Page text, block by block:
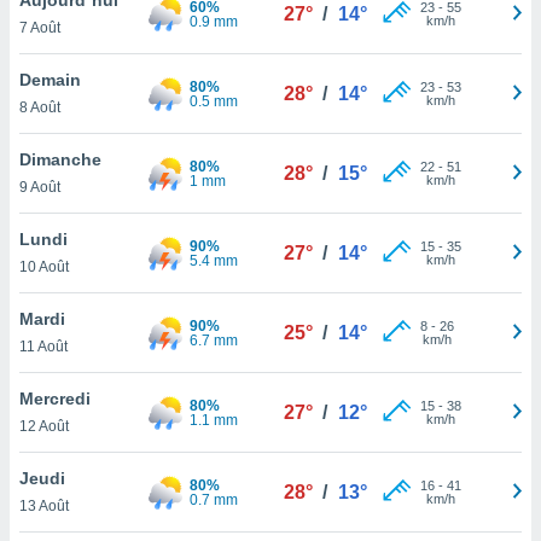
et
»,
au
vous
qu'ils
ou
le
ainsi
un
la
du
7 Août
60%
0.9 mm
27° / 14° 23- 55
km/h
Demain
8 Août
80%
0.5 mm
28° / 14° 23- 53
km/h
Dimanche
9 Août
80%
1 mm
28° / 15° 22- 51
km/h
Lundi
10 Août
90%
5.4 mm
27° / 14° 15- 35
km/h
Mardi
11 Août
90%
6.7 mm
25° / 14° 8- 26
km/h
Mercredi
12 Août
80%
1.1 mm
27° / 12° 15- 38
km/h
Jeudi
13 Août
80%
0.7 mm
28° / 13° 16- 41
km/h